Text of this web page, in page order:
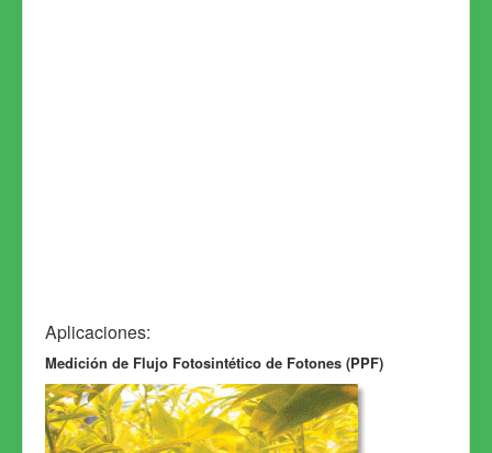
Aplicaciones:
Medición de Flujo Fotosintético de Fotones (PPF)